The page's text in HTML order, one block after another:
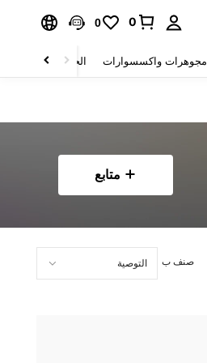
0
0
مجوهرات واكسسوارات الحقائب والأمتعة
متابع
صنف ب